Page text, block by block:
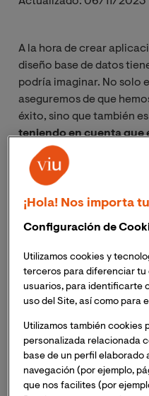
A la hora de crear
diseño base de datos
podría imaginar. No solo
aseguremos de que
éxito, sino que también
teniendo en cuenta que
es alto. Esto evitará
como sufrir
aprovechamiento de las
asegurarnos de obtener
debemos tener en
que os proporcionamos
Descarga nuestra
debes saber si
¡Hola! Nos importa
Configuración de
Utilizamos cookies y
terceros para diferenciar tu
usuarios, para identificarte
uso del Site, así como para
Utilizamos también cookies
personalizada relacionada
base de un perfil elaborado
navegación (por ejemplo,
que nos facilites (por